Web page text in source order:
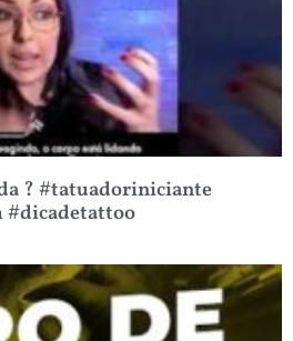
? #tatuadoriniciante
#dicadetattoo